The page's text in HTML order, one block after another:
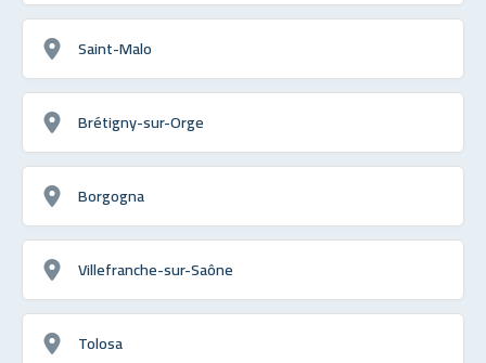
Saint-Malo
Brétigny-sur-Orge
Borgogna
Villefranche-sur-Saône
Tolosa